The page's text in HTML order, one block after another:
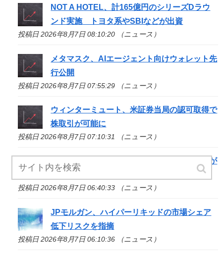
NOT A HOTEL、計165億円のシリーズDラウ
ンド実施 トヨタ系やSBIなどが出資
投稿日 2026年8月7日 08:10:20 （ニュース）
メタマスク、AIエージェント向けウォレット先
行公開
投稿日 2026年8月7日 07:55:29 （ニュース）
ウィンターミュート、米証券当局の認可取得で
株取引が可能に
投稿日 2026年8月7日 07:10:31 （ニュース）
停滞中の米クラリティー法案、トランプ政権が
倫理規定協議に着手
投稿日 2026年8月7日 06:40:33 （ニュース）
JPモルガン、ハイパーリキッドの市場シェア
低下リスクを指摘
投稿日 2026年8月7日 06:10:36 （ニュース）